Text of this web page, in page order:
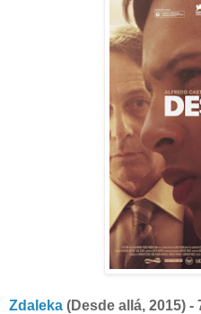
Zdaleka (Desde allá, 2015) -